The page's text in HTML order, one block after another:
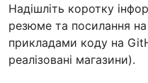
Надішліть коротку
резюме та посилання
прикладами коду на
реалізовані магазини).